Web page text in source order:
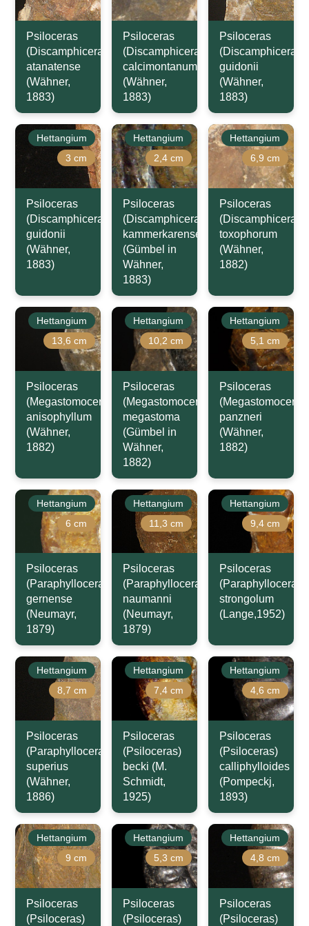
Psiloceras
(Discamphiceras)
atanatense
(Wähner,
1883)
Psiloceras
(Discamphiceras)
calcimontanum
(Wähner,
1883)
Psiloceras
(Discamphiceras)
guidonii
(Wähner,
1883)
Hettangium
3 cm
Psiloceras
(Discamphiceras)
guidonii
(Wähner,
1883)
Hettangium
2,4 cm
Psiloceras
(Discamphiceras)
kammerkarense
(Gümbel in
Wähner,
1883)
Hettangium
6,9 cm
Psiloceras
(Discamphiceras)
toxophorum
(Wähner,
1882)
Hettangium
13,6 cm
Psiloceras
(Megastomoceras)
anisophyllum
(Wähner,
1882)
Hettangium
10,2 cm
Psiloceras
(Megastomoceras)
megastoma
(Gümbel in
Wähner,
1882)
Hettangium
5,1 cm
Psiloceras
panzneri
(Wähner,
1882)
Hettangium
6 cm
Psiloceras
(Paraphylloceras)
gernense
(Neumayr,
1879)
Hettangium
11,3 cm
Psiloceras
(Paraphylloceras)
naumanni
(Neumayr,
1879)
Hettangium
9,4 cm
Psiloceras
(Paraphylloceras)
strongolum
(Lange,1952)
Hettangium
8,7 cm
Psiloceras
(Paraphylloceras)
superius
(Wähner,
1886)
Hettangium
7,4 cm
Psiloceras
(Psiloceras)
becki (M.
Schmidt,
1925)
Hettangium
4,6 cm
Psiloceras
(Psiloceras)
calliphylloides
(Pompeckj,
1893)
Hettangium
9 cm
Psiloceras
(Psiloceras)
Hettangium
5,3 cm
Psiloceras
(Psiloceras)
Hettangium
4,8 cm
Psiloceras
(Psiloceras)